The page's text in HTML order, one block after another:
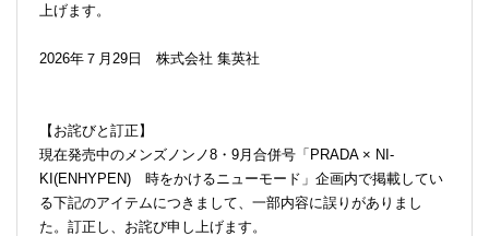
上げます。
2026年７月29日 株式会社 集英社
【お詫びと訂正】
現在発売中のメンズノンノ8・9月合併号「PRADA × NI-
KI(ENHYPEN) 時をかけるニューモード」企画内で掲載してい
る下記のアイテムにつきまして、一部内容に誤りがありまし
た。訂正し、お詫び申し上げます。